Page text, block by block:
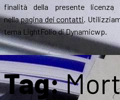
finalità della presente licenza
nellapagina dei contatti.
tema LightFolio di Dynamicwp.
Tag: